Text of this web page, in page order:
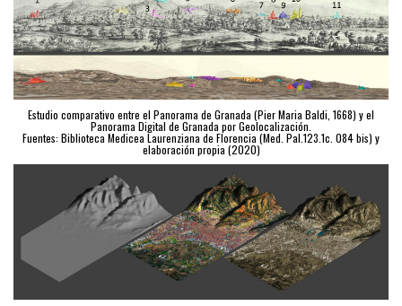
Estudio comparativo entre el Panorama de Granada (Pier Maria Baldi, 1668) y el
Panorama Digital de Granada por Geolocalización.
Fuentes: Biblioteca Medicea Laurenziana de Florencia (Med. Pal.123.1c. 084 bis) y
elaboración propia (2020)